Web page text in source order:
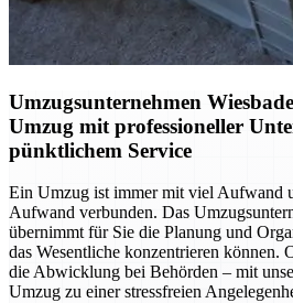
Umzugsunternehmen
Umzug mit professioneller
pünktlichem Service
Ein Umzug ist immer mit viel Aufwand
Aufwand verbunden. Das
übernimmt für Sie die Planung und
das Wesentliche konzentrieren können.
die Abwicklung bei Behörden – mit
Umzug zu einer stressfreien